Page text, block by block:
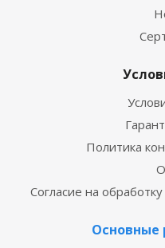
Политика
Согласие на
Основные